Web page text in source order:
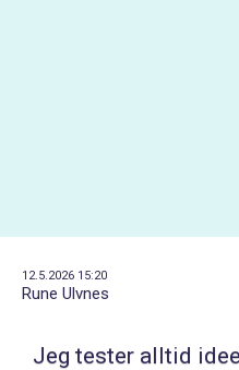
12.5.2026 15:20
Rune Ulvnes
Jeg tester alltid